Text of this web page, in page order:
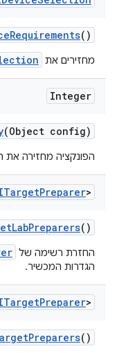
Requirements()
מחזירים את
Integer
(Object config)
הפונקציה מחזירה את
Preparer>
LabPreparers()
החזרת רשימה של
הגדרות המכשיר.
Preparer>
Preparers()